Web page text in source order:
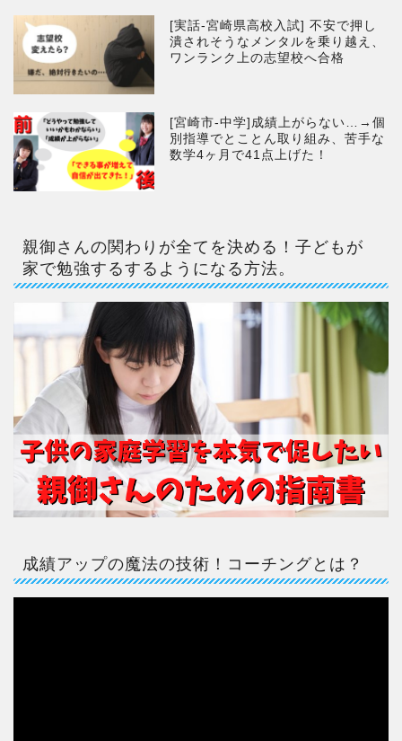
[実話-宮崎県高校入試] 不安で押し
潰されそうなメンタルを乗り越え、
ワンランク上の志望校へ合格
[宮崎市-中学]成績上がらない…→個
別指導でとことん取り組み、苦手な
数学4ヶ月で41点上げた！
親御さんの関わりが全てを決める！子どもが
家で勉強するするようになる方法。
成績アップの魔法の技術！コーチングとは？